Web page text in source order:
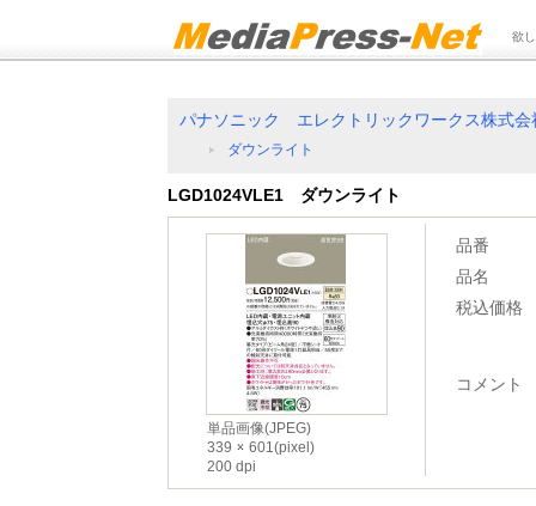
欲
パナソニック エレクトリックワークス株式会
ダウンライト
LGD1024VLE1 ダウンライト
単品画像(JPEG)
339
601(pixel)
200 dpi
品番
品名
税込価格
コメント